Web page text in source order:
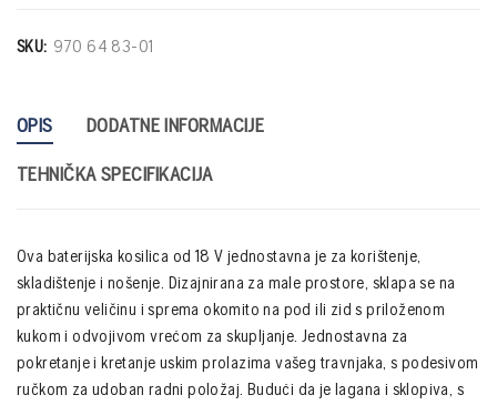
SKU: 970 64 83-01
OPIS DODATNE INFORMACIJE
TEHNIČKA SPECIFIKACIJA
Ova baterijska kosilica od 18 V jednostavna je za korištenje,
skladištenje i nošenje. Dizajnirana za male prostore, sklapa se na
praktičnu veličinu i sprema okomito na pod ili zid s priloženom
kukom i odvojivom vrećom za skupljanje. Jednostavna za
pokretanje i kretanje uskim prolazima vašeg travnjaka, s podesivom
ručkom za udoban radni položaj. Budući da je lagana i sklopiva, s